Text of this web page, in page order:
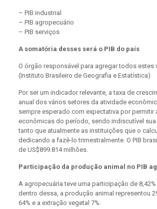
– PIB industrial
– PIB agropecuário
– PIB serviços
A somatória desses será o PIB do país
O órgão responsável para agregar todos estes
(Instituto Brasileiro de Geografia e Estatística)
Por ser um indicador relevante, a taxa de
anual dos vários setores da atividade
sempre esperado com expectativa por permitir
econômicas do período, sendo indiscutível
tanto que atualmente as instituições que o
dedicando a fazê-lo trimestralmente. O PIB
de US$899.814 milhões.
Participação da produção animal no PIB
A agropecuária teve uma participação de 8,42%
dentro dessa, a produção animal representou
64% e a extração vegetal 7%.